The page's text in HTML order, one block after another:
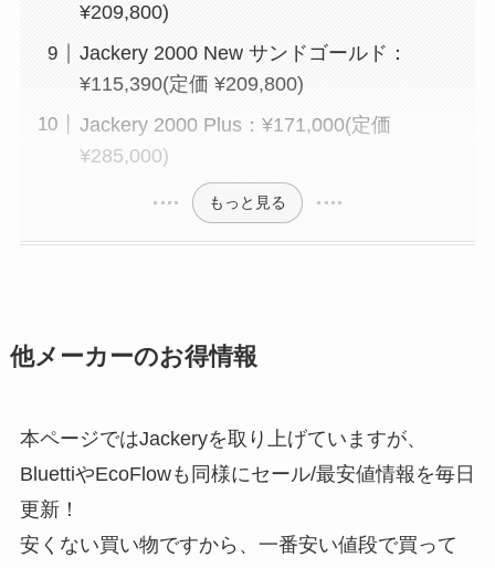
¥209,800)
Jackery 2000 New サンドゴールド：
¥115,390(定価 ¥209,800)
Jackery 2000 Plus：¥171,000(定価
¥285,000)
もっと見る
他メーカーのお得情報
本ページではJackeryを取り上げていますが、
BluettiやEcoFlowも同様にセール/最安値情報を毎日
更新！
安くない買い物ですから、一番安い値段で買って